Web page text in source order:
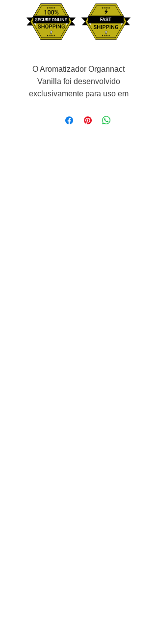
O Aromatizador Organnact
Vanilla foi desenvolvido
exclusivamente para uso em
gatos, não contendo notas